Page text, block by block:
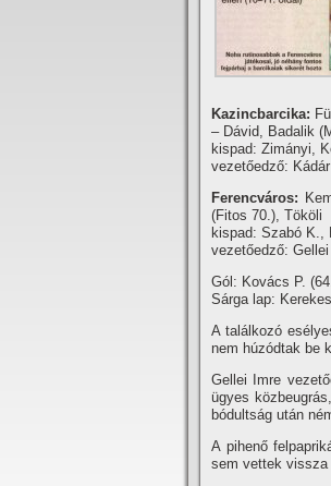
Kazincbarcika:
– Dávid, Badalik
kispad: Zimányi,
vezetőedző:
Ferencváros:
(Fitos 70.), Tököli
kispad: Szabó K.,
vezetőedző:
Gól: Kovács P.
Sárga lap:
A találkozó
nem húzódtak be
Gellei Imre
ügyes
bódultság után
A pihenő
sem vettek vissza